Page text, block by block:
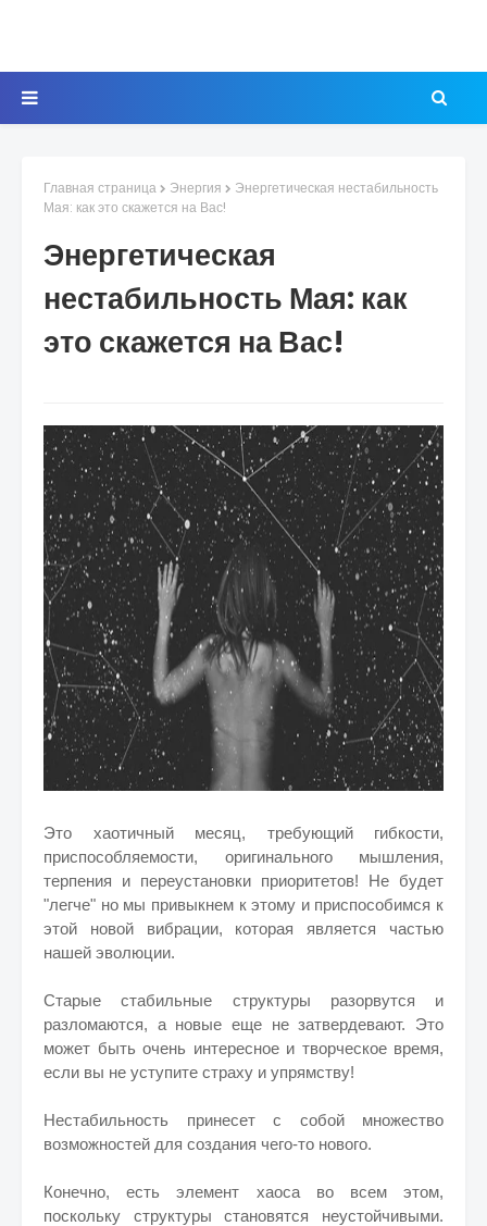
Главная страница Энергия
Энергетическая нестабильность
Мая: как это скажется на Вас!
Энергетическая
нестабильность Мая: как
это скажется на Вас!
Это хаотичный месяц, требующий гибкости,
приспособляемости, оригинального мышления,
терпения и переустановки приоритетов! Не будет
"легче" но мы привыкнем к этому и приспособимся к
этой новой вибрации, которая является частью
нашей эволюции.
Старые стабильные структуры разорвутся и
разломаются, а новые еще не затвердевают. Это
может быть очень интересное и творческое время,
если вы не уступите страху и упрямству!
Нестабильность принесет с собой множество
возможностей для создания чего-то нового.
Конечно, есть элемент хаоса во всем этом,
поскольку структуры становятся неустойчивыми.